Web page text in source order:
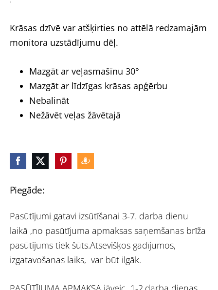
Piegāde:
Pasūtījumi gatavi izsūtīšanai 3-7. darba dienu
laikā ,no pasūtījuma apmaksas saņemšanas brīža
pasūtijums tiek šūts.Atsevišķos gadījumos,
izgatavošanas laiks, var būt ilgāk.
Krāsas dzīvē var atšķirties no attēlā redzamajām
monitora uzstādījumu dēļ.
Mazgāt ar veļasmašīnu 30°
Mazgāt ar līdzīgas krāsas apģērbu
Nebalināt
Nežāvēt veļas žāvētajā